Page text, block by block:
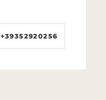
+39352920256